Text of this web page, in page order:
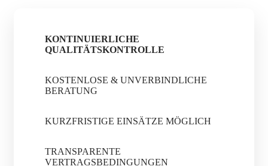
KONTINUIERLICHE
QUALITÄTSKONTROLLE
KOSTENLOSE & UNVERBINDLICHE
BERATUNG
KURZFRISTIGE EINSÄTZE MÖGLICH
TRANSPARENTE
VERTRAGSBEDINGUNGEN